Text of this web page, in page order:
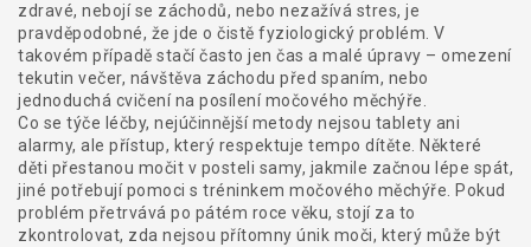
zdravé, nebojí se záchodů, nebo nezažívá stres, je
pravděpodobné, že jde o čistě fyziologický problém. V
takovém případě stačí často jen čas a malé úpravy – omezení
tekutin večer, návštěva záchodu před spaním, nebo
jednoduchá cvičení na posílení močového měchýře.
Co se týče léčby, nejúčinnější metody nejsou tablety ani
alarmy, ale přístup, který respektuje tempo dítěte. Některé
děti přestanou močit v posteli samy, jakmile začnou lépe spát,
jiné potřebují pomoci s tréninkem močového měchýře. Pokud
problém přetrvává po pátém roce věku, stojí za to
zkontrolovat, zda nejsou přítomny únik moči, který může být